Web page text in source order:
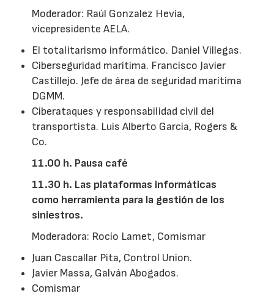
Moderador: Raúl Gonzalez Hevia,
vicepresidente AELA.
El totalitarismo informático. Daniel Villegas.
Ciberseguridad marítima. Francisco Javier
Castillejo. Jefe de área de seguridad marítima
DGMM.
Ciberataques y responsabilidad civil del
transportista. Luis Alberto García, Rogers &
Co.
11.00 h. Pausa café
11.30 h. Las plataformas informáticas
como herramienta para la gestión de los
siniestros.
Moderadora: Rocío Lamet, Comismar
Juan Cascallar Pita, Control Union.
Javier Massa, Galván Abogados.
Comismar